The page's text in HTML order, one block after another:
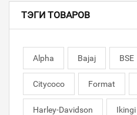
ТЭГИ ТОВАРОВ
Alpha Bajaj BSE
Citycoco Format
Harley-Davidson Ikingi